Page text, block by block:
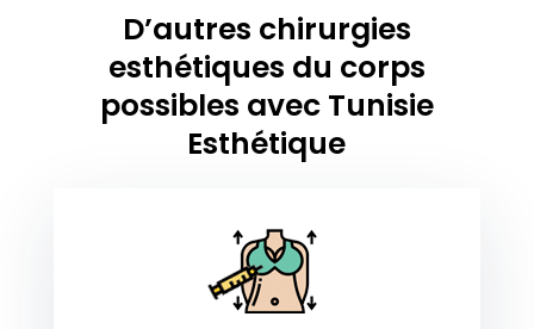
D’autres chirurgies
esthétiques du corps
possibles avec Tunisie
Esthétique